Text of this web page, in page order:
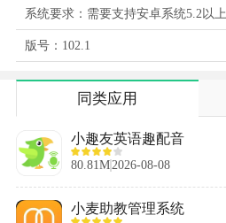
系统要求：需要支持安卓系统5.2以上
版号：102.1
同类应用
小趣友英语趣配音
80.81M2026-08-08
小麦助教管理系统